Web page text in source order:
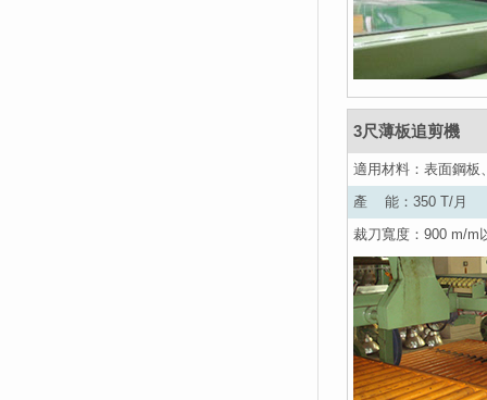
3尺薄板追剪機
適用材料：表面鋼板
產 能：350 T/月
裁刀寬度：900 m/m